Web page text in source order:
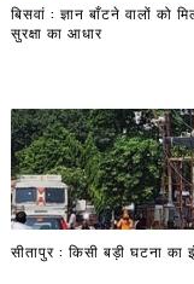
बिसवां : ज्ञान बाँटने वालों को
सुरक्षा का आधार
सीतापुर : किसी बड़ी घटना का